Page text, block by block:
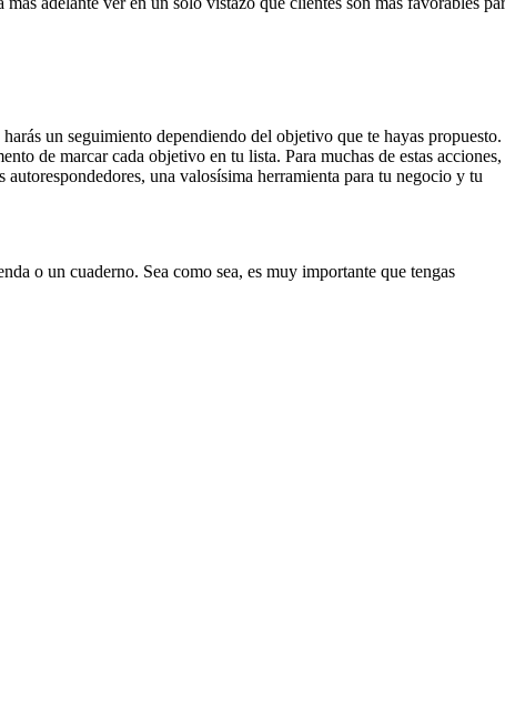
un seguimiento dependiendo del objetivo que te hayas propuesto.
de marcar cada objetivo en tu lista. Para muchas de estas acciones,
una valosísima herramienta para tu negocio y tu
o un cuaderno. Sea como sea, es muy importante que tengas